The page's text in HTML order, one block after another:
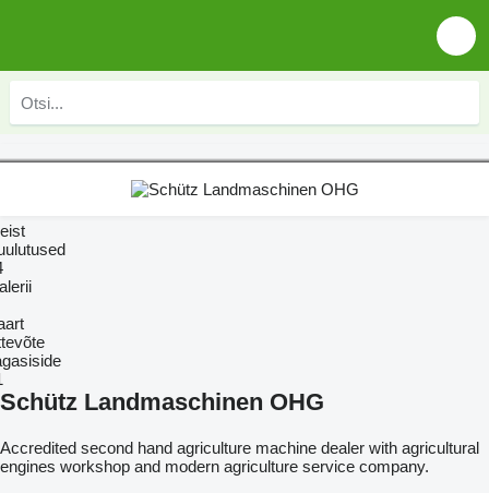
Schütz Landmaschinen OHG
Accredited second hand agriculture machine dealer with agricultural
engines workshop and modern agriculture service company.